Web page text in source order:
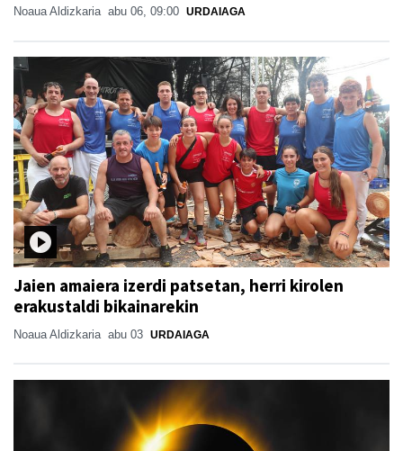
Noaua Aldizkaria abu 06, 09:00 URDAIAGA
Jaien amaiera izerdi patsetan, herri kirolen
erakustaldi bikainarekin
Noaua Aldizkaria abu 03 URDAIAGA